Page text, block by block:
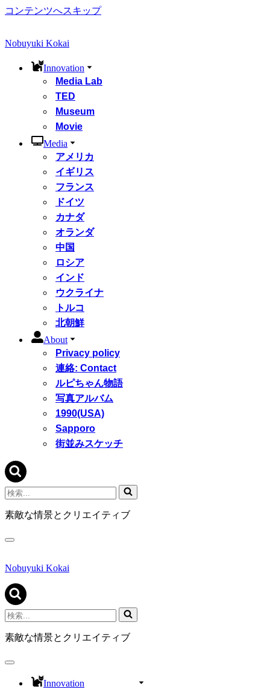
コンテンツへスキップ
Nobuyuki Kokai
Innovation
Media Lab
TED
Museum
Movie
Media
アメリカ
イギリス
フランス
ドイツ
カナダ
オランダ
中国
ロシア
インド
ウクライナ
トルコ
北朝鮮
About
Privacy policy
連絡: Contact
ルピちゃん物語
写真アルバム
1990(USA)
Sapporo
街並みスケッチ
検
索...
素敵な情景とクリエイティブ
ナ
ゲ
シ
ョ
ン
メ
ニ
ュ
Nobuyuki Kokai
検
索...
素敵な情景とクリエイティブ
ナ
Innovation